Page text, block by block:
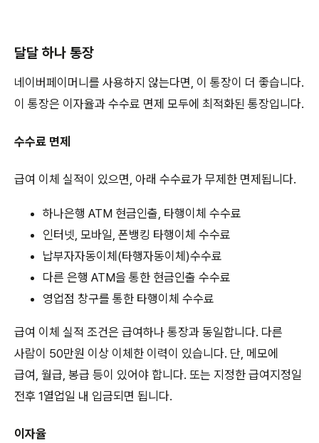
달달 하나 통장
네이버페이머니를 사용하지 않는다면, 이 통장이 더 좋습니다.
이 통장은 이자율과 수수료 면제 모두에 최적화된 통장입니다.
수수료 면제
급여 이체 실적이 있으면, 아래 수수료가 무제한 면제됩니다.
하나은행 ATM 현금인출, 타행이체 수수료
인터넷, 모바일, 폰뱅킹 타행이체 수수료
납부자자동이체(타행자동이체)수수료
다른 은행 ATM을 통한 현금인출 수수료
영업점 창구를 통한 타행이체 수수료
급여 이체 실적 조건은 급여하나 통장과 동일합니다. 다른
사람이 50만원 이상 이체한 이력이 있습니다. 단, 메모에
급여, 월급, 봉급 등이 있어야 합니다. 또는 지정한 급여지정일
전후 1열업일 내 입금되면 됩니다.
이자율